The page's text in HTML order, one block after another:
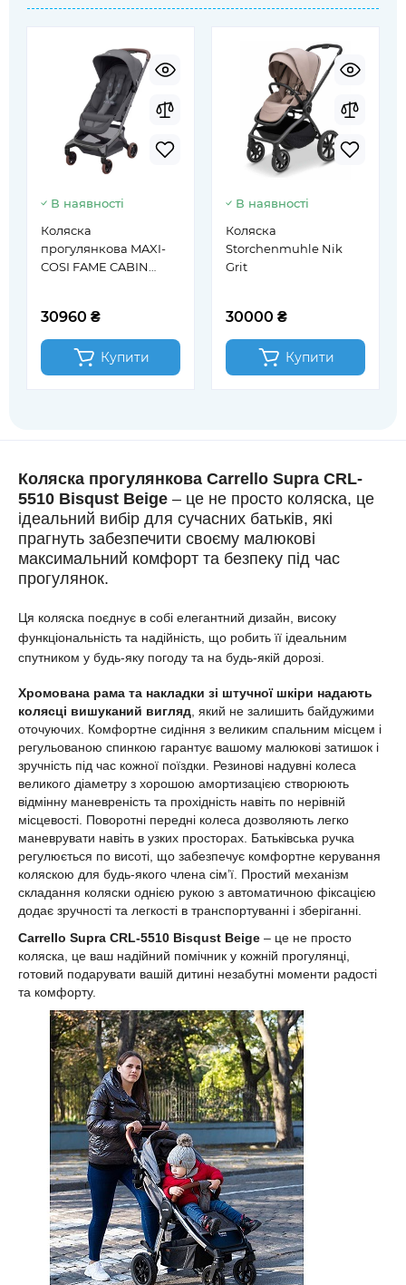
В наявності
Коляска
прогулянкова MAXI-
COSI FAME CABIN
30960 ₴
Купити
В наявності
Коляска
Storchenmuhle Nik
Grit
30000 ₴
Купити
Коляска прогулянкова Carrello Supra CRL-
5510 Bisqust Beige – це не просто коляска, це
ідеальний вибір для сучасних батьків, які
прагнуть забезпечити своєму малюкові
максимальний комфорт та безпеку під час
прогулянок.
Ця коляска поєднує в собі елегантний дизайн, високу
функціональність та надійність, що робить її ідеальним
спутником у будь-яку погоду та на будь-якій дорозі.
Хромована рама та накладки зі штучної шкіри надають
колясці вишуканий вигляд , який не залишить байдужими
оточуючих. Комфортне сидіння з великим спальним місцем і
регульованою спинкою гарантує вашому малюкові затишок і
зручність під час кожної поїздки. Резинові надувні колеса
великого діаметру з хорошою амортизацією створюють
відмінну маневреність та прохідність навіть по нерівній
місцевості. Поворотні передні колеса дозволяють легко
маневрувати навіть в узких просторах. Батьківська ручка
регулюється по висоті, що забезпечує комфортне керування
коляскою для будь-якого члена сім’ї. Простий механізм
складання коляски однією рукою з автоматичною фіксацією
додає зручності та легкості в транспортуванні і зберіганні.
Carrello Supra CRL-5510 Bisqust Beige – це не просто
коляска, це ваш надійний помічник у кожній прогулянці,
готовий подарувати вашій дитині незабутні моменти радості
та комфорту.